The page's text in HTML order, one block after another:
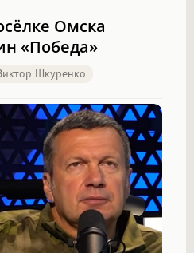
Омска
«Победа»
Шкуренко